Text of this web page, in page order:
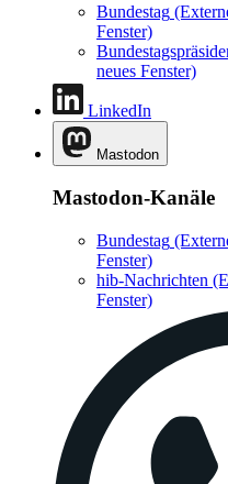
Bundestag
Fenster)
neues Fenster)
LinkedIn
Mastodon
Mastodon-Kanäle
Bundestag
Fenster)
hib-Nachrichten
Fenster)